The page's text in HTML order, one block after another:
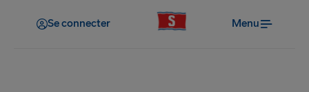
Se connecter Menu